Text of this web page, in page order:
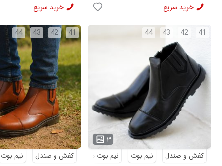
خرید سریع خرید سریع
41
42
43
44
۳
...
کفش و صندل
نیم بوت
نیم بوت مردانه
41
42
43
44
...
کفش و صندل
نیم بوت